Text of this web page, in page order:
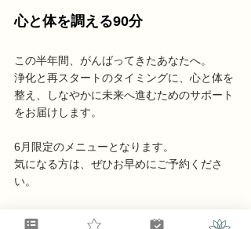
心と体を調える90分
この半年間、がんばってきたあなたへ。
浄化と再スタートのタイミングに、心と体を
整え、しなやかに未来へ進むためのサポート
をお届けします。
6月限定のメニューとなります。
気になる方は、ぜひお早めにご予約くださ
い。